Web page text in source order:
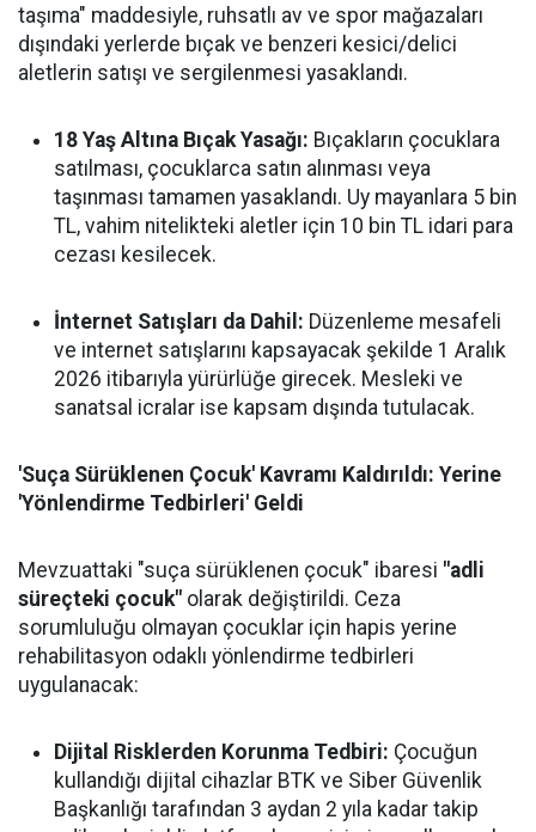
taşıma" maddesiyle, ruhsatlı av ve spor mağazaları
dışındaki yerlerde bıçak ve benzeri kesici/delici
aletlerin satışı ve sergilenmesi yasaklandı.
18 Yaş Altına Bıçak Yasağı: Bıçakların çocuklara
satılması, çocuklarca satın alınması veya
taşınması tamamen yasaklandı. Uy mayanlara 5 bin
TL, vahim nitelikteki aletler için 10 bin TL idari para
cezası kesilecek.
İnternet Satışları da Dahil: Düzenleme mesafeli
ve internet satışlarını kapsayacak şekilde 1 Aralık
2026 itibarıyla yürürlüğe girecek. Mesleki ve
sanatsal icralar ise kapsam dışında tutulacak.
'Suça Sürüklenen Çocuk' Kavramı Kaldırıldı: Yerine
'Yönlendirme Tedbirleri' Geldi
Mevzuattaki "suça sürüklenen çocuk" ibaresi "adli
süreçteki çocuk" olarak değiştirildi. Ceza
sorumluluğu olmayan çocuklar için hapis yerine
rehabilitasyon odaklı yönlendirme tedbirleri
uygulanacak:
Dijital Risklerden Korunma Tedbiri: Çocuğun
kullandığı dijital cihazlar BTK ve Siber Güvenlik
Başkanlığı tarafından 3 aydan 2 yıla kadar takip